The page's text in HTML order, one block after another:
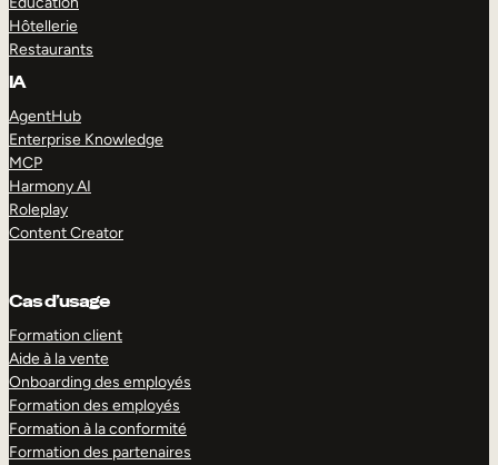
Hôtellerie
Restaurants
IA
AgentHub
Enterprise Knowledge
MCP
Harmony AI
Roleplay
Content Creator
Cas d’usage
Formation client
Aide à la vente
Onboarding des employés
Formation des employés
Formation à la conformité
Formation des partenaires